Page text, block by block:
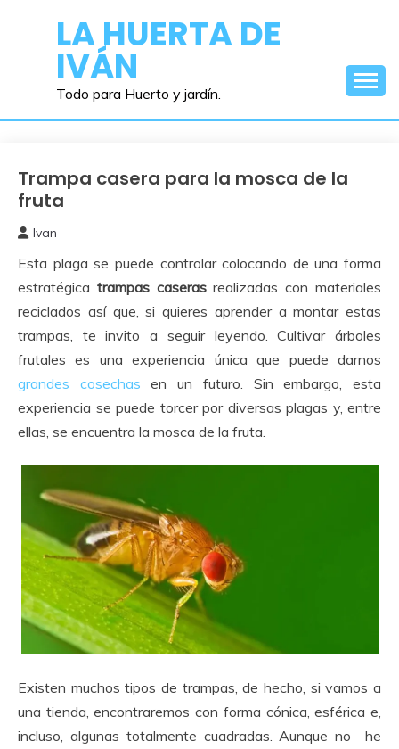
contenidoLA HUERTA DE
IVÁN
Todo para Huerto y jardín.
Perjudiciales
Trampa casera para la mosca de la
fruta
octubre,
2017
Ivan
Esta plaga se puede controlar colocando de una forma
estratégica trampas caserasrealizadas con materiales
reciclados así que, si quieres aprender a montar estas
trampas, te invito a seguir leyendo. Cultivar árboles
frutales es una experiencia única que puede darnos
grandes cosechas en un futuro. Sin embargo, esta
experiencia se puede torcer por diversas plagas y, entre
ellas, se encuentra la mosca de la fruta.
Existen muchos tipos de trampas, de hecho, si vamos a
una tienda, encontraremos con forma cónica, esférica e,
incluso, algunas totalmente cuadradas. Aunque no he